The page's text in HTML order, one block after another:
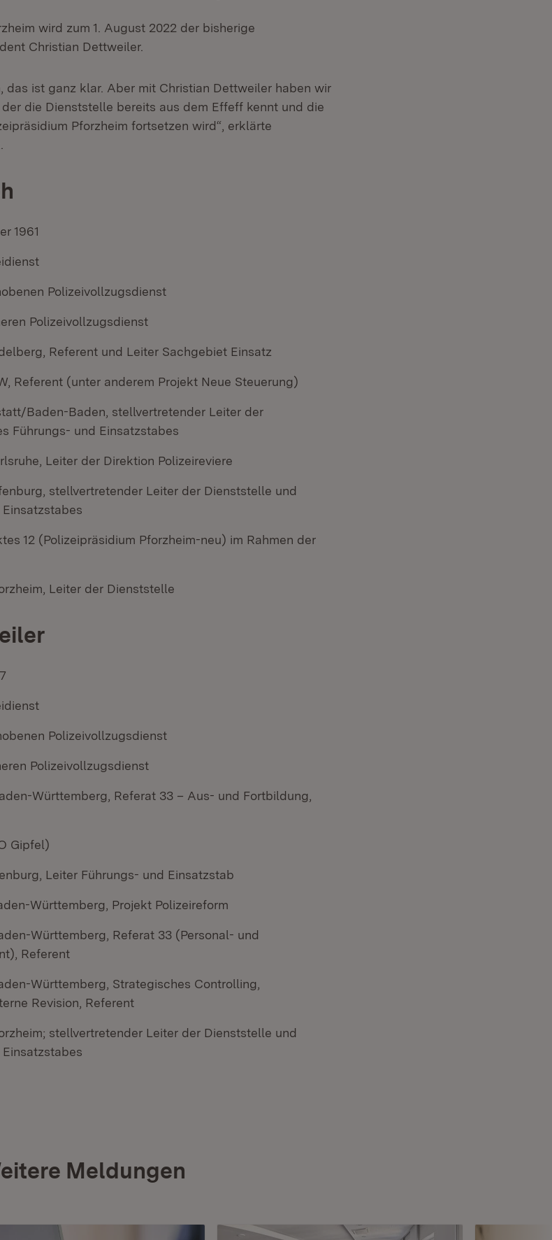
wird zum 1. August 2022 der bisherige
Christian Dettweiler.
das ist ganz klar. Aber mit Christian Dettweiler haben wir
die Dienststelle bereits aus dem Effeff kennt und die
Pforzheim fortsetzen wird“, erklärte
1961
Polizeivollzugsdienst
Polizeivollzugsdienst
Referent und Leiter Sachgebiet Einsatz
Referent (unter anderem Projekt Neue Steuerung)
Baden-Baden, stellvertretender Leiter der
Führungs- und Einsatzstabes
Leiter der Direktion Polizeireviere
stellvertretender Leiter der Dienststelle und
12 (Polizeipräsidium Pforzheim-neu) im Rahmen der
Leiter der Dienststelle
Polizeivollzugsdienst
Polizeivollzugsdienst
Württemberg, Referat 33 – Aus- und Fortbildung,
Gipfel)
Leiter Führungs- und Einsatzstab
Württemberg, Projekt Polizeireform
Württemberg, Referat 33 (Personal- und
Referent
Württemberg, Strategisches Controlling,
Revision, Referent
stellvertretender Leiter der Dienststelle und
Meldungen